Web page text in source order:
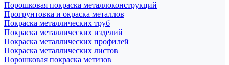
Порошковая покраска металлоконструкций
Прогрунтовка и окраска металлов
Покраска металлических труб
Покраска металлических изделий
Покраска металлических профилей
Покраска металлических листов
Порошковая покраска метизов